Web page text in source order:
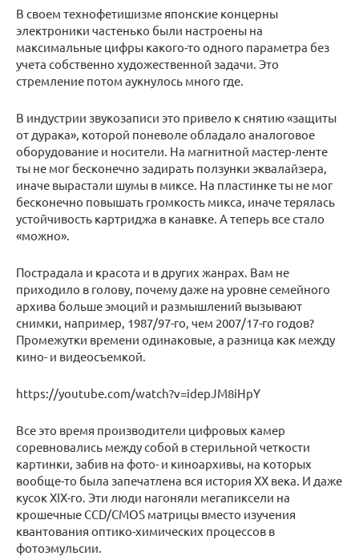
В своем технофетишизме японские концерны
электроники частенько были настроены на
максимальные цифры какого-то одного параметра без
учета собственно художественной задачи. Это
стремление потом аукнулось много где.
В индустрии звукозаписи это привело к снятию «защиты
от дурака», которой поневоле обладало аналоговое
оборудование и носители. На магнитной мастер-ленте
ты не мог бесконечно задирать ползунки эквалайзера,
иначе вырастали шумы в миксе. На пластинке ты не мог
бесконечно повышать громкость микса, иначе терялась
устойчивость картриджа в канавке. А теперь все стало
«можно».
Пострадала и красота и в других жанрах. Вам не
приходило в голову, почему даже на уровне семейного
архива больше эмоций и размышлений вызывают
снимки, например, 1987/97-го, чем 2007/17-го годов?
Промежутки времени одинаковые, а разница как между
кино- и видеосъемкой.
https://youtube.com/watch?v=idepJM8iHpY
Все это время производители цифровых камер
соревновались между собой в стерильной четкости
картинки, забив на фото- и киноархивы, на которых
вообще-то была запечатлена вся история XX века. И даже
кусок XIX-го. Эти люди нагоняли мегапиксели на
крошечные CCD/CMOS матрицы вместо изучения
квантования оптико-химических процессов в
фотоэмульсии.